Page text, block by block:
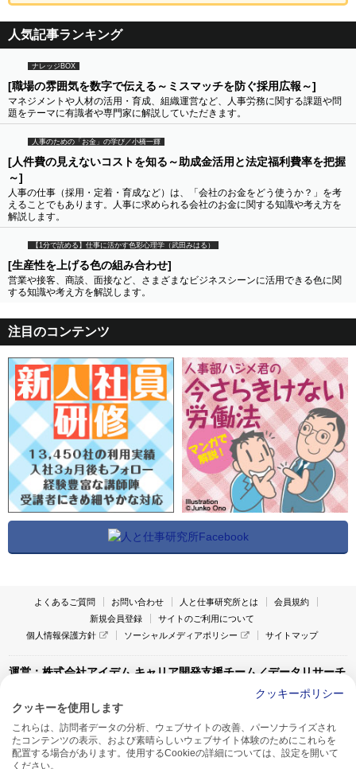
人気記事ランキング
ナレッジBOX
[職場の雰囲気を数字で伝える～ミスマッチを防ぐ採用広報～]
マネジメントや人材の活用・育成、組織運営など、人事労務に関する課題や問
題をテーマに有識者や専門家に解説していただきます。
人事のための「お金」の学び／小橋一輝
[人件費の見えないコストを知る～助成金活用と法定福利費率を把握
～]
人事の仕事（採用・定着・育成など）は、「会社のお金をどう使うか？」を考
えることでもあります。人事に求められる会社のお金に関する知識や考え方を
解説します。
【1分で読める】仕事に活かす色彩心理学（武田みはる）
[生産性を上げる色の組み合わせ]
営業や接客、商談、面接など、さまざまなビジネスシーンに活用できる色に関
する知識や考え方を解説します。
注目のコンテンツ
よくあるご質問 お問い合わせ 人と仕事研究所とは
会員規約
新規会員登録
サイトのご利用について
個人情報保護方針
ソーシャルメディアポリシー サイトマップ
運営：株式会社アイデム キャリア開発支援チーム／データリサーチ
〒160-0022 東京都新宿区新宿1-4-10
アイデム本社ビル TEL:03-5269-6020
〒550-0005 大阪府大阪市西区西本町1-13-43
アイデム西本町ビル7F TEL:06-7662-2800
クッキーポリシー
クッキーを使用します
これらは、訪問者データの分析、ウェブサイトの改善、パーソナライズされ
たコンテンツの表示、および素晴らしいウェブサイト体験のためにこれらを
配置する場合があります。使用するCookieの詳細については、設定を開いて
ください。